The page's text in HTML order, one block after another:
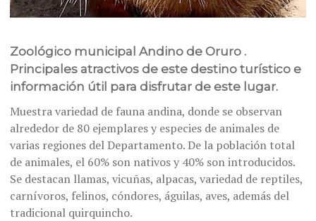
Zoológico municipal Andino de Oruro .
Principales atractivos de este destino turístico e
información útil para disfrutar de este lugar.
Muestra variedad de fauna andina, donde se observan
alrededor de 80 ejemplares y especies de animales de
varias regiones del Departamento. De la población total
de animales, el 60% son nativos y 40% son introducidos.
Se destacan llamas, vicuñas, alpacas, variedad de reptiles,
carnívoros, felinos, cóndores, águilas, aves, además del
tradicional quirquincho.